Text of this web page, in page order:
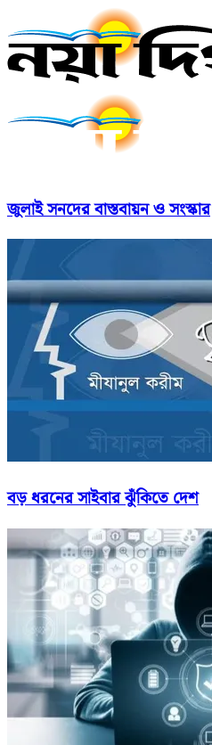
জুলাই সনদের বাস্তবায়ন ও সংস্কার
বড় ধরনের সাইবার ঝুঁকিতে দেশ